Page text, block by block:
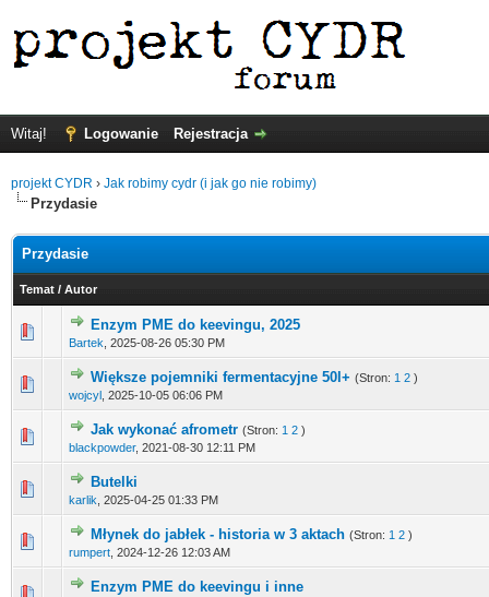
Witaj! Logowanie Rejestracja
projekt CYDR › Jak robimy cydr (i jak go nie robimy)
Przydasie
Przydasie
Temat / Autor
Enzym PME do keevingu, 2025
Bartek 2025-08-26 05:30 PM
Większe pojemniki fermentacyjne 50l+ (Stron: 1 2 )
wojcyl 2025-10-05 06:06 PM
Jak wykonać afrometr (Stron: 1 2 )
blackpowder, 2021-08-30 12:11 PM
Butelki
karlik 2025-04-25 01:33 PM
Młynek do jabłek - historia w 3 aktach (Stron: 1 2 )
rumpert 2024-12-26 12:03 AM
Enzym PME do keevingu i inne